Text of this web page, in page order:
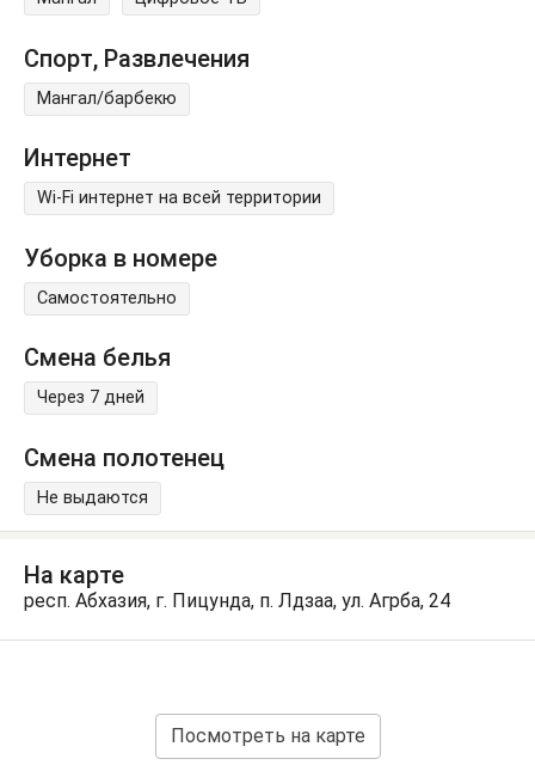
Спорт, Развлечения
Мангал/барбекю
Интернет
Wi-Fi интернет на всей территории
Уборка в номере
Самостоятельно
Смена белья
Через 7 дней
Смена полотенец
Не выдаются
На карте
респ. Абхазия, г. Пицунда, п. Лдзаа, ул. Агрба, 24
Посмотреть на карте